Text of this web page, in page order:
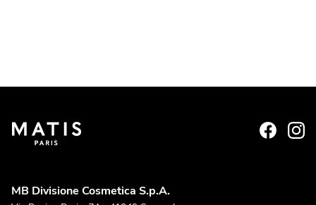
MB Divisione Cosmetica S.p.A.